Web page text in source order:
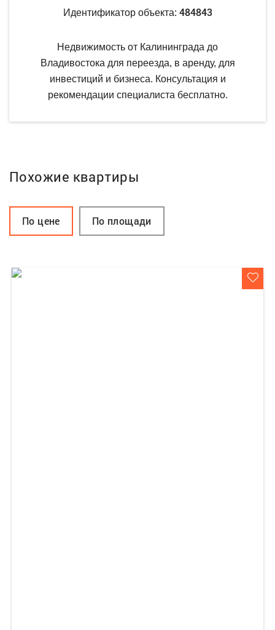
Идентификатор объекта: 484843
Недвижимость от Калининграда до
Владивостока для переезда, в аренду, для
инвестиций и бизнеса. Консультация и
рекомендации специалиста бесплатно.
Похожие квартиры
По цене По площади